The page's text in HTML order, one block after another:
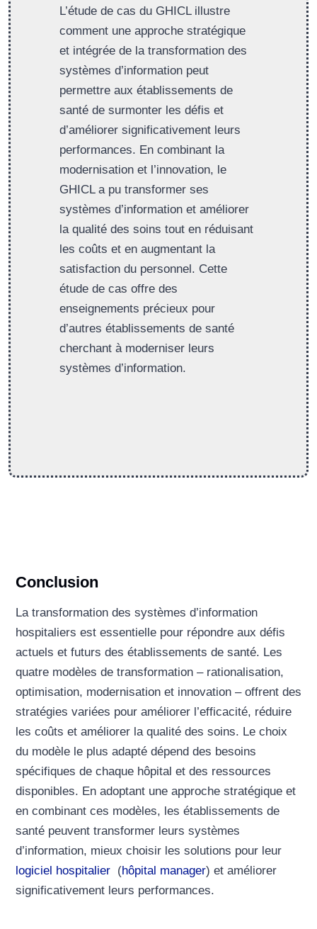
L’étude de cas du GHICL illustre
comment une approche stratégique
et intégrée de la transformation des
systèmes d’information peut
permettre aux établissements de
santé de surmonter les défis et
d’améliorer significativement leurs
performances. En combinant la
modernisation et l’innovation, le
GHICL a pu transformer ses
systèmes d’information et améliorer
la qualité des soins tout en réduisant
les coûts et en augmentant la
satisfaction du personnel. Cette
étude de cas offre des
enseignements précieux pour
d’autres établissements de santé
cherchant à moderniser leurs
systèmes d’information.
Conclusion
La transformation des systèmes d’information
hospitaliers est essentielle pour répondre aux défis
actuels et futurs des établissements de santé. Les
quatre modèles de transformation – rationalisation,
optimisation, modernisation et innovation – offrent des
stratégies variées pour améliorer l’efficacité, réduire
les coûts et améliorer la qualité des soins. Le choix
du modèle le plus adapté dépend des besoins
spécifiques de chaque hôpital et des ressources
disponibles. En adoptant une approche stratégique et
en combinant ces modèles, les établissements de
santé peuvent transformer leurs systèmes
d’information, mieux choisir les solutions pour leur
logiciel hospitalier (hôpital manager) et améliorer
significativement leurs performances.